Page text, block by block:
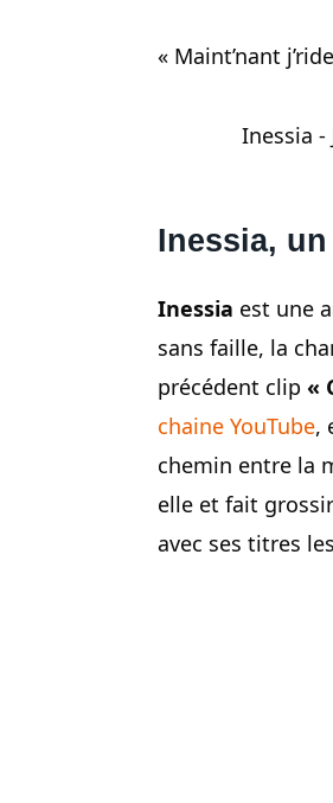
« Maint’nant
Inessia -
Inessia,
Inessia est une
sans faille, la
précédent clip «
chaine YouTube,
chemin entre la
elle et fait
avec ses titres